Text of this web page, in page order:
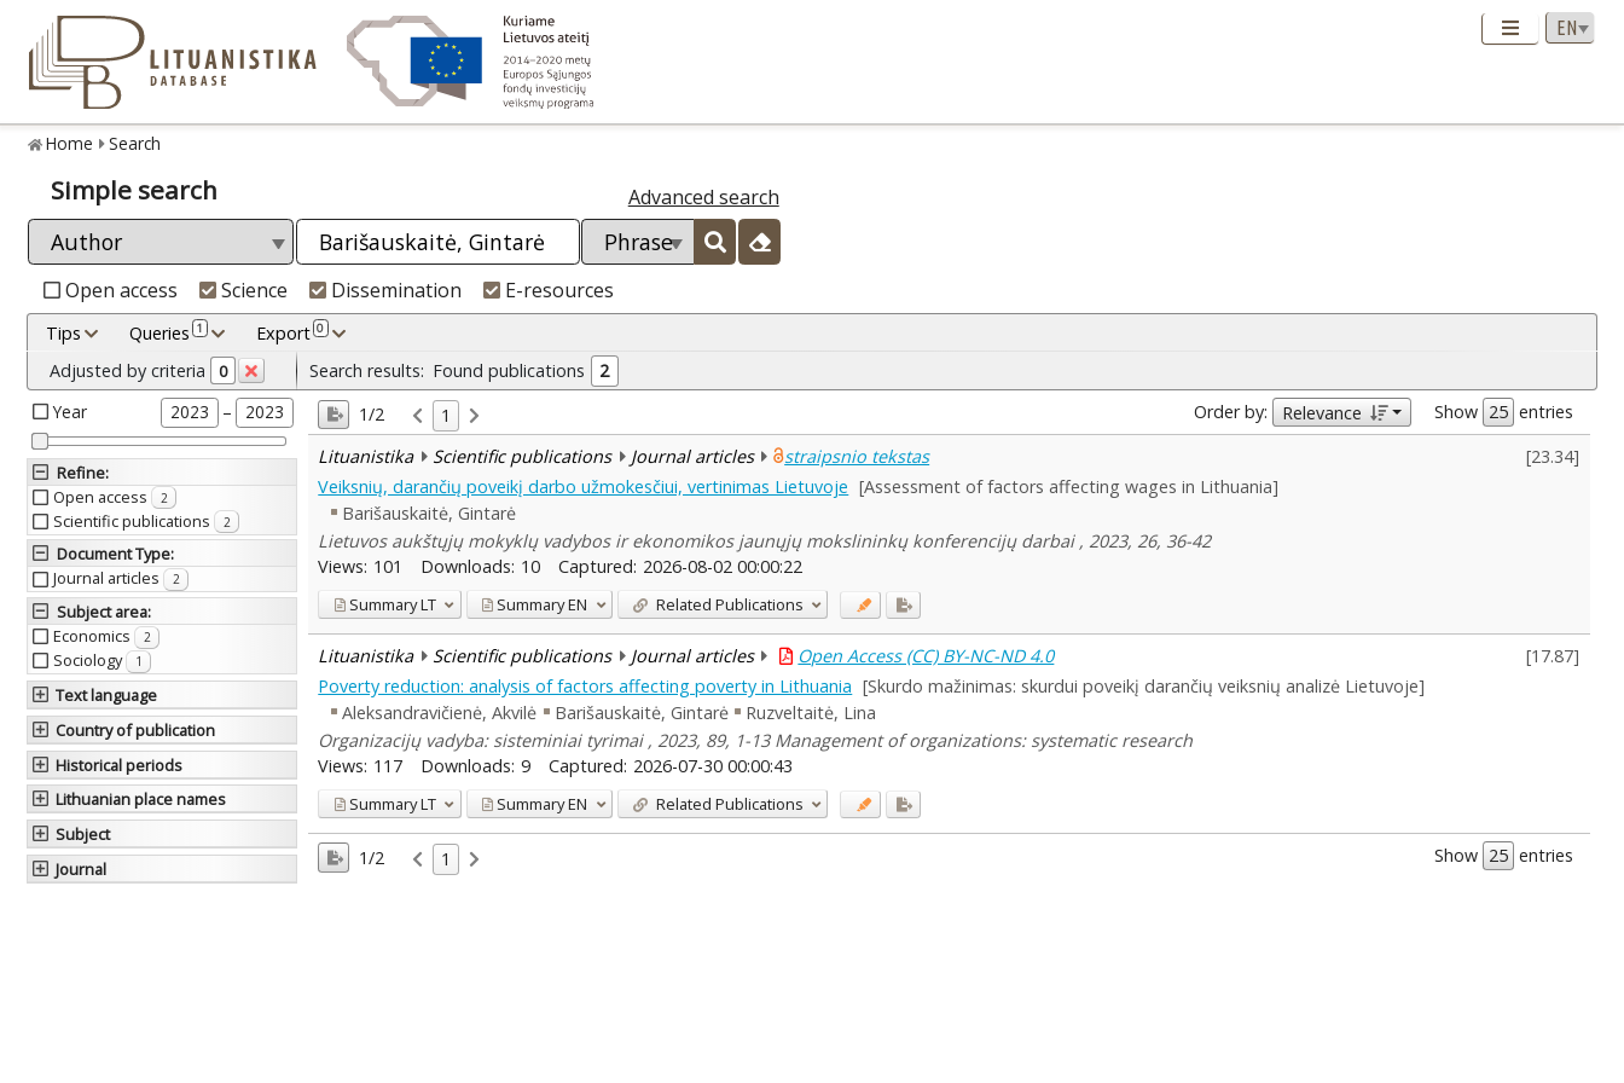
Home Search
Simple search Advanced search
Open access Science Dissemination E-resources
Tips Queries 1 Export 0
Adjusted by criteria 0
Year 2023 – 2023
Refine:
Open access
2
Scientific publications 2
Document Type:
Journal articles
2
Subject area:
Economics
2
Sociology 1
Text language
Country of publication
Historical periods
Lithuanian place names
Subject
Journal
Search results: Found publications
2
1/2
1 Order by: Relevance Show
entries
Lituanistika
Scientific publications Journal articles straipsnio tekstas [23.34]
Veiksnių, darančių poveikį darbo užmokesčiui, vertinimas Lietuvoje [Assessment of factors affecting wages in Lithuania]
Barišauskaitė, Gintarė
Lietuvos aukštųjų mokyklų vadybos ir ekonomikos jaunųjų mokslininkų konferencijų darbai , 2023, 26, 36-42
Views: 101 Downloads: 10 Captured: 2026-08-02 00:00:22
SummaryLT SummaryEN Related Publications
Lituanistika Scientific publications Journal articles Open Access (CC) BY-NC-ND 4.0 [17.87]
Poverty reduction: analysis of factors affecting poverty in Lithuania [Skurdo mažinimas: skurdui poveikį darančių veiksnių analizė Lietuvoje]
Aleksandravičienė, Akvilė
Barišauskaitė, Gintarė
Ruzveltaitė, Lina
Organizacijų vadyba: sisteminiai tyrimai , 2023, 89, 1-13 Management of organizations: systematic research
Views: 117 Downloads: 9 Captured: 2026-07-30 00:00:43
SummaryLT SummaryEN Related Publications
1/2 1 Show entries